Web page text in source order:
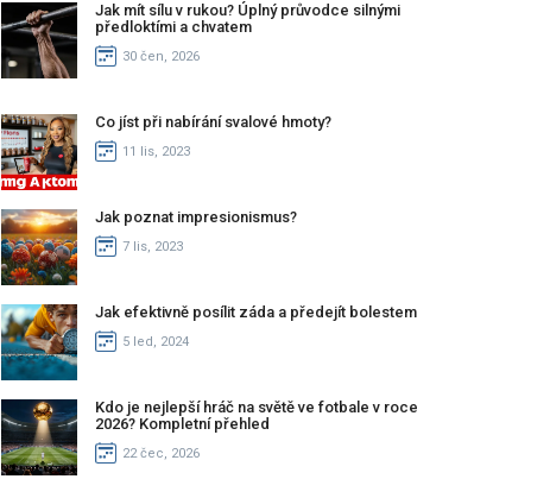
Jak mít sílu v rukou? Úplný průvodce silnými
předloktími a chvatem
30 čen, 2026
Co jíst při nabírání svalové hmoty?
11 lis, 2023
Jak poznat impresionismus?
7 lis, 2023
Jak efektivně posílit záda a předejít bolestem
5 led, 2024
Kdo je nejlepší hráč na světě ve fotbale v roce
2026? Kompletní přehled
22 čec, 2026